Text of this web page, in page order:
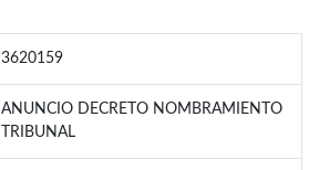
3620159
ANUNCIO DECRETO NOMBRAMIENTO
TRIBUNAL